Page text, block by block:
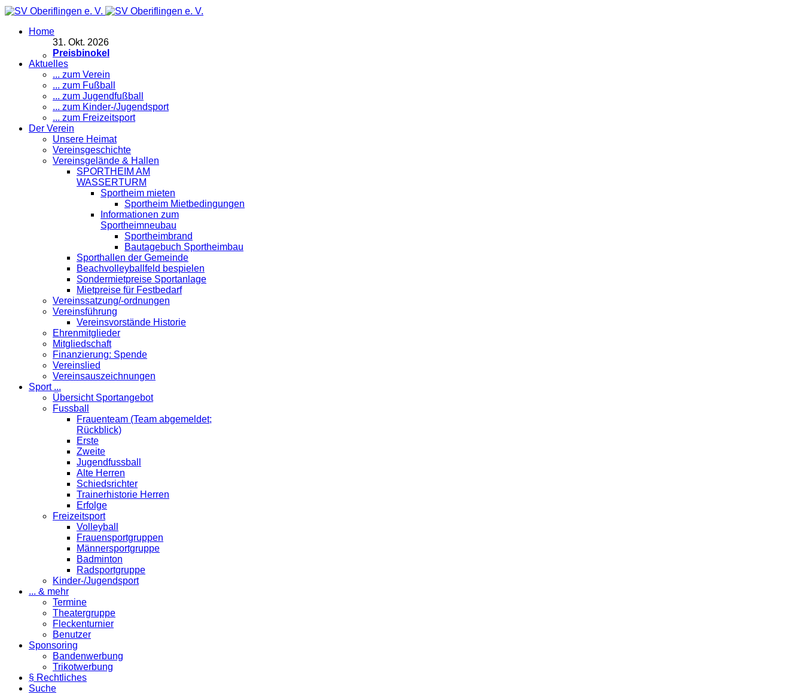
Home
31. Okt. 2026
Preisbinokel
Aktuelles
... zum Verein
... zum Fußball
... zum Jugendfußball
... zum Kinder-/Jugendsport
... zum Freizeitsport
Der Verein
Unsere Heimat
Vereinsgeschichte
Vereinsgelände & Hallen
SPORTHEIM AM
WASSERTURM
Sportheim mieten
Sportheim Mietbedingungen
Informationen zum
Sportheimneubau
Sportheimbrand
Bautagebuch Sportheimbau
Sporthallen der Gemeinde
Beachvolleyballfeld bespielen
Sondermietpreise Sportanlage
Mietpreise für Festbedarf
Vereinssatzung/-ordnungen
Vereinsführung
Vereinsvorstände Historie
Ehrenmitglieder
Mitgliedschaft
Finanzierung: Spende
Vereinslied
Vereinsauszeichnungen
Sport ...
Übersicht Sportangebot
Fussball
Frauenteam (Team abgemeldet;
Rückblick)
Erste
Zweite
Jugendfussball
Alte Herren
Schiedsrichter
Trainerhistorie Herren
Erfolge
Freizeitsport
Volleyball
Frauensportgruppen
Männersportgruppe
Badminton
Radsportgruppe
Kinder-/Jugendsport
... & mehr
Termine
Theatergruppe
Fleckenturnier
Benutzer
Sponsoring
Bandenwerbung
Trikotwerbung
§ Rechtliches
Suche